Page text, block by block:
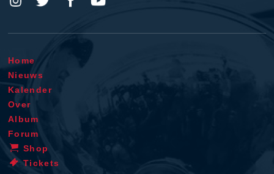
Home
Nieuws
Kalender
Over
Album
Forum
Shop
Tickets